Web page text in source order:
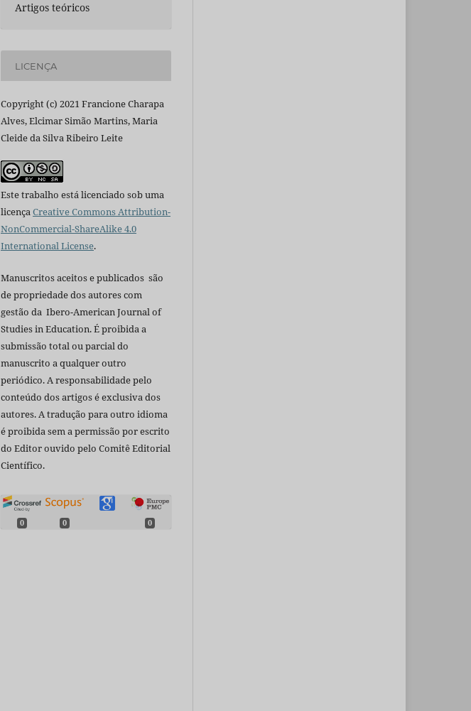
Artigos teóricos
LICENÇA
Copyright (c) 2021 Francione Charapa
Alves, Elcimar Simão Martins, Maria
Cleide da Silva Ribeiro Leite
Este trabalho está licenciado sob uma
licençaCreative Commons Attribution-
NonCommercial-ShareAlike 4.0
International License.
Manuscritos aceitos e publicados são
de propriedade dos autores com
gestão da Ibero-American Journal of
Studies in Education. É proibida a
submissão total ou parcial do
manuscrito a qualquer outro
periódico. A responsabilidade pelo
conteúdo dos artigos é exclusiva dos
autores. A tradução para outro idioma
é proibida sem a permissão por escrito
do Editor ouvido pelo Comitê Editorial
Científico.
0 0 0